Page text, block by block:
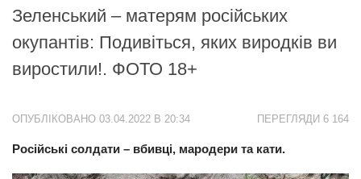
Дніпро
Львів
Івано-Франківськ
Донбас
Одеса
Зеленський – матерям російських
окупантів: Подивіться, яких виродків ви
виростили!. ФОТО 18+
ПЕРЕГЛЯДИ 6 164
ОПУБЛІКОВАНО 03.04.2022 В 20:34
Російські солдати – вбивці, мародери та кати.